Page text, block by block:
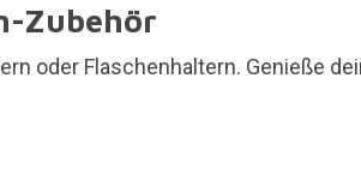
Zubehör
oder Flaschenhaltern. Genieße